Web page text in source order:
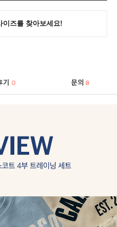
기0 문의 8